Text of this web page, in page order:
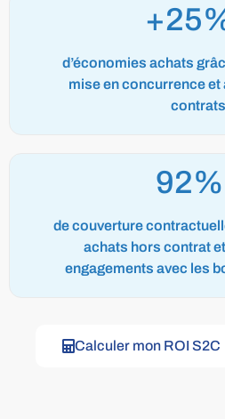
d’économies achats
mise en concurrence et
contrats
98%
de couverture
achats hors contrat
engagements avec les
Calculer mon ROI S2C